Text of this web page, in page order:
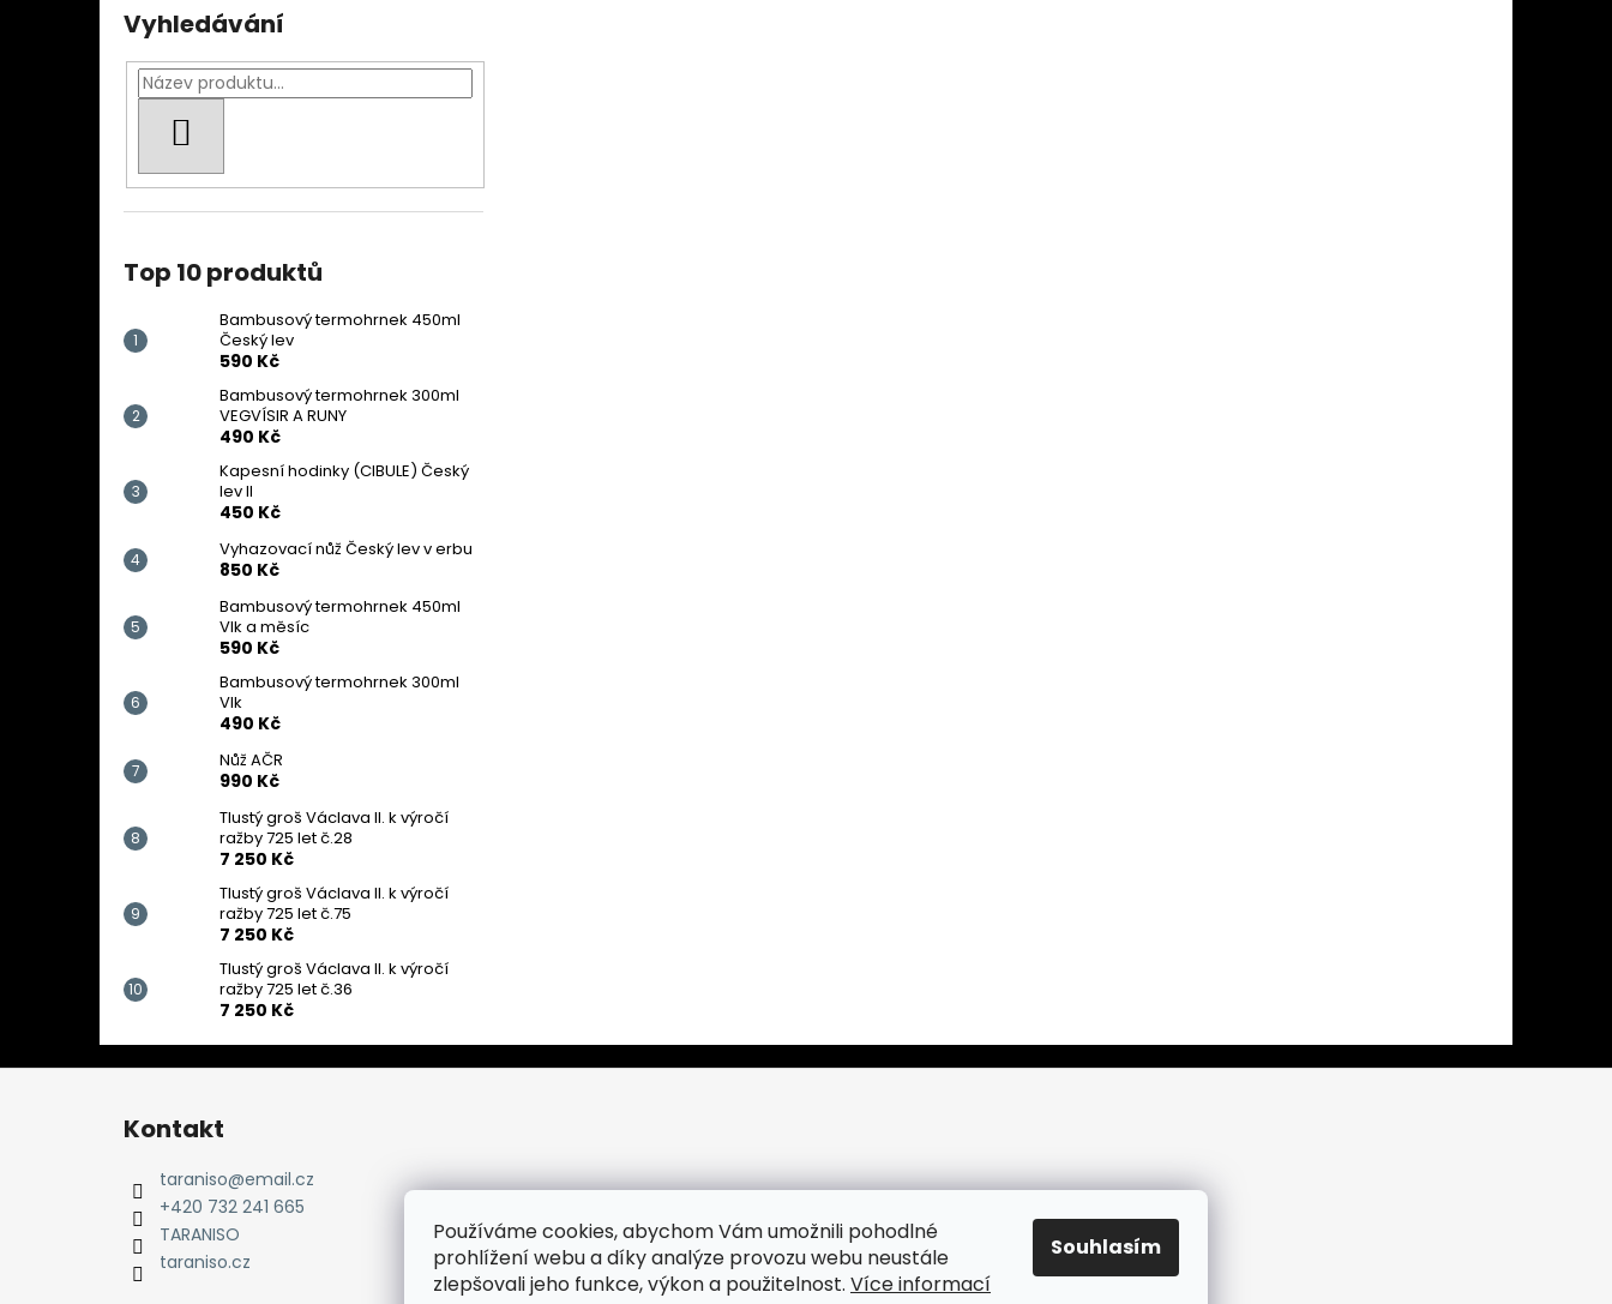
Používáme cookies, abychom Vám umožnili pohodlné
prohlížení webu a díky analýze provozu webu neustále
zlepšovali jeho funkce, výkon a použitelnost. Více informací
Souhlasím
Vyhledávání
Top 10 produktů
Bambusový termohrnek 450ml
Český lev
590 Kč
Bambusový termohrnek 300ml
VEGVÍSIR A RUNY
490 Kč
Kapesní hodinky (CIBULE) Český
lev II
450 Kč
Vyhazovací nůž Český lev v erbu
850 Kč
Bambusový termohrnek 450ml
Vlk a měsíc
590 Kč
Bambusový termohrnek 300ml
Vlk
490 Kč
Nůž AČR
990 Kč
Tlustý groš Václava II. k výročí
ražby 725 let č.28
7 250 Kč
Tlustý groš Václava II. k výročí
ražby 725 let č.75
7 250 Kč
Tlustý groš Václava II. k výročí
ražby 725 let č.36
7 250 Kč
Z
Kontakt
taraniso@email.cz
+420 732 241 665
TARANISO
taraniso.cz